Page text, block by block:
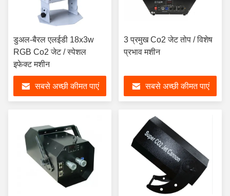
डुअल-बैरल एलईडी 18x3w
RGB Co2 जेट / स्पेशल
इफेक्ट मशीन
सबसे अच्छी कीमत पाएं
3 प्रमुख Co2 जेट तोप / विशेष
प्रभाव मशीन
सबसे अच्छी कीमत पाएं